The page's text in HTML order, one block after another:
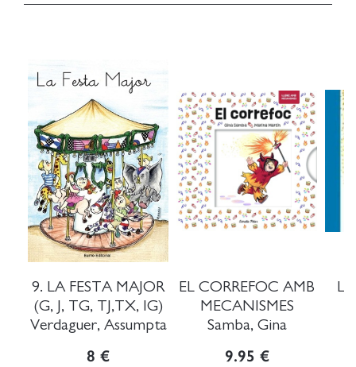
9. LA FESTA MAJOR
(G, J, TG, TJ,TX, IG)
Verdaguer, Assumpta
8 €
EL CORREFOC AMB
MECANISMES
Samba, Gina
9.95 €